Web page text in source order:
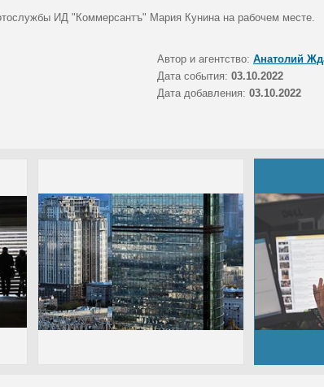
ИД "Коммерсантъ" Мария Кунина на рабочем месте.
Автор и агентство: Анатолий
Дата события: 03.10.2022
Дата добавления: 03.10.2022